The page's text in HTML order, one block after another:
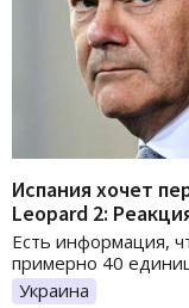
Испания хочет
Leopard 2:
Есть информация,
примерно 40
Украина